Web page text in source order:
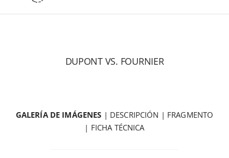
DUPONT VS. FOURNIER
GALERÍA DE IMÁGENES | DESCRIPCIÓN | FRAGMENTO
| FICHA TÉCNICA